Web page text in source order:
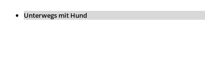
Unterwegs mit Hund